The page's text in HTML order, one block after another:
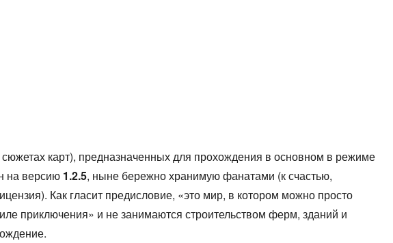
карт), предназначенных для прохождения в основном в режиме
на версию 1.2.5, ныне бережно хранимую фанатами (к счастью,
Как гласит предисловие, «это мир, в котором можно просто
приключения» и не занимаются строительством ферм, зданий и